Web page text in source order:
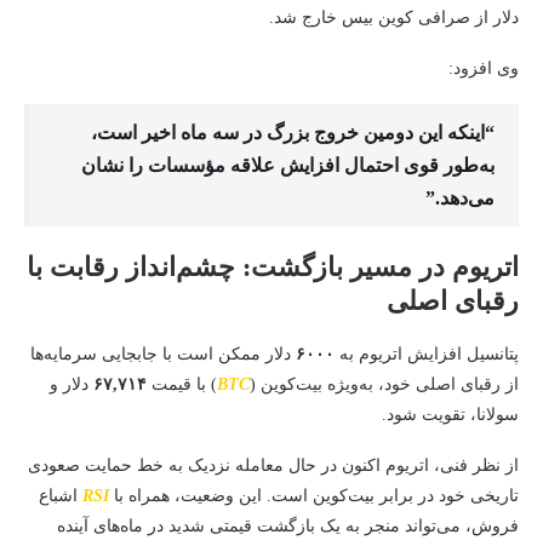
دلار از صرافی کوین بیس خارج شد.
وی افزود:
“اینکه این دومین خروج بزرگ در سه ماه اخیر است،
به‌طور قوی احتمال افزایش علاقه مؤسسات را نشان
می‌دهد.”
اتریوم در مسیر بازگشت: چشم‌انداز رقابت با
رقبای اصلی
پتانسیل افزایش اتریوم به ۶۰۰۰ دلار ممکن است با جابجایی سرمایه‌ها
از رقبای اصلی خود، به‌ویژه بیت‌کوین (BTC) با قیمت ۶۷,۷۱۴ دلار و
سولانا، تقویت شود.
از نظر فنی، اتریوم اکنون در حال معامله نزدیک به خط حمایت صعودی
تاریخی خود در برابر بیت‌کوین است. این وضعیت، همراه باRSI اشباع
فروش، می‌تواند منجر به یک بازگشت قیمتی شدید در ماه‌های آینده